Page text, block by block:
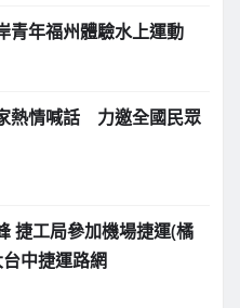
青年福州體驗水上運動
熱情喊話 力邀全國民眾
捷工局參加機場捷運(橘
中捷運路網